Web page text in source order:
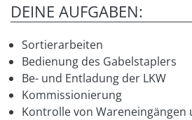
DEINE AUFGABEN:
Sortierarbeiten
Bedienung des Gabelstaplers
Be- und Entladung der LKW
Kommissionierung
Kontrolle von Wareneingängen